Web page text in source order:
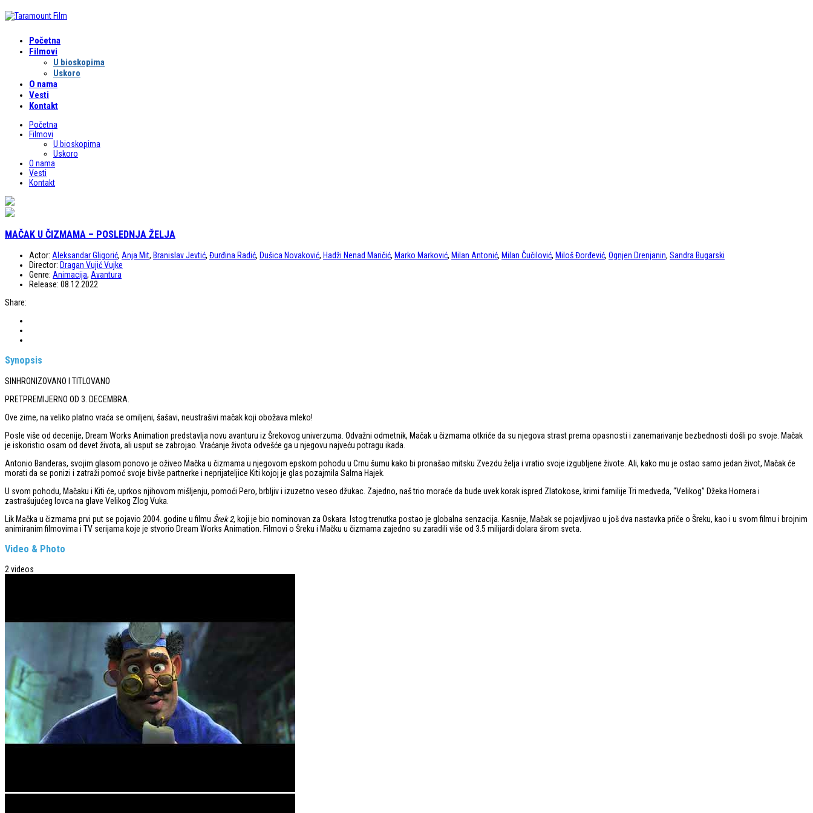
Početna
Filmovi
U bioskopima
Uskoro
O nama
Vesti
Kontakt
Početna
Filmovi
U bioskopima
Uskoro
O nama
Vesti
Kontakt
MAČAK U ČIZMAMA – POSLEDNJA ŽELJA
Actor: Aleksandar Gligorić, Anja Mit, Branislav Jevtić, Đurđina Radić, Dušica Novaković, Hadži Nenad Maričić, Marko Marković, Milan Antonić, Milan Čučilović, Miloš Đorđević, Ognjen Drenjanin, Sandra Bugarski
Director: Dragan Vujić Vujke
Genre: Animacija, Avantura
Release: 08.12.2022
Share:
Synopsis
SINHRONIZOVANO I TITLOVANO
PRETPREMIJERNO OD 3. DECEMBRA.
Ove zime, na veliko platno vraća se omiljeni, šašavi, neustrašivi mačak koji obožava mleko!
Posle više od decenije, Dream Works Animation predstavlja novu avanturu iz Šrekovog univerzuma. Odvažni odmetnik, Mačak u čizmama otkriće da su njegova strast prema opasnosti i zanemarivanje bezbednosti došli po svoje. Mačak
je iskoristio osam od devet života, ali usput se zabrojao. Vraćanje života odvešće ga u njegovu najveću potragu ikada.
Antonio Banderas, svojim glasom ponovo je oživeo Mačka u čizmama u njegovom epskom pohodu u Crnu šumu kako bi pronašao mitsku Zvezdu želja i vratio svoje izgubljene živote. Ali, kako mu je ostao samo jedan život, Mačak će
morati da se ponizi i zatraži pomoć svoje bivše partnerke i neprijateljice Kiti kojoj je glas pozajmila Salma Hajek.
U svom pohodu, Mačaku i Kiti će, uprkos njihovom mišljenju, pomoći Pero, brbljiv i izuzetno veseo džukac. Zajedno, naš trio moraće da bude uvek korak ispred Zlatokose, krimi familije Tri medveda, “Velikog” Džeka Hornera i
zastrašujućeg lovca na glave Velikog Zlog Vuka.
Lik Mačka u čizmama prvi put se pojavio 2004. godine u filmu Šrek 2, koji je bio nominovan za Oskara. Istog trenutka postao je globalna senzacija. Kasnije, Mačak se pojavljivao u još dva nastavka priče o Šreku, kao i u svom filmu i brojnim
animiranim filmovima i TV serijama koje je stvorio Dream Works Animation. Filmovi o Šreku i Mačku u čizmama zajedno su zaradili više od 3.5 milijardi dolara širom sveta.
Video & Photo
2 videos